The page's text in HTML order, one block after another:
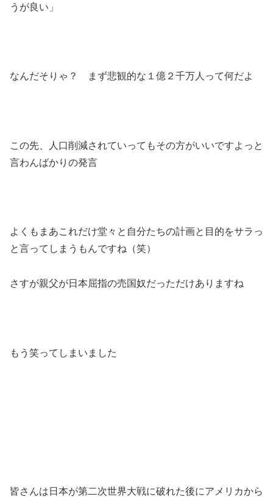
うが良い」
なんだそりゃ？ まず悲観的な１億２千万人って何だよ
この先、人口削減されていってもその方がいいですよっと
言わんばかりの発言
よくもまあこれだけ堂々と自分たちの計画と目的をサラっ
と言ってしまうもんですね（笑）
さすが親父が日本屈指の売国奴だっただけありますね
もう笑ってしまいました
皆さんは日本が第二次世界大戦に破れた後にアメリカから